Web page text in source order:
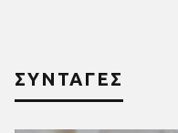
ΣΥΝΤΑΓΕΣ